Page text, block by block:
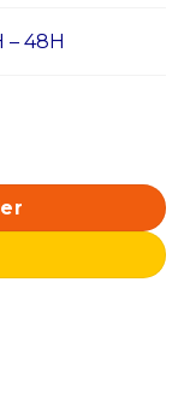
48H
SSD / 64 Go